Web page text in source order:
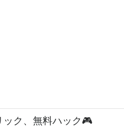
ク、無料ハック🎮